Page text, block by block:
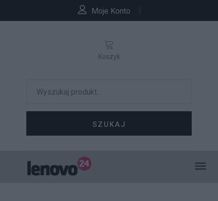
Moje Konto
SZUKAJ
Koszyk